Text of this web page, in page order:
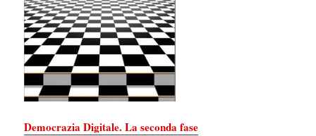
Democrazia Digitale. La seconda fase